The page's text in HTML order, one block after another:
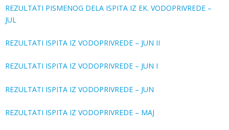
REZULTATI PISMENOG DELA ISPITA IZ EK. VODOPRIVREDE –
JUL
REZULTATI ISPITA IZ VODOPRIVREDE – JUN II
REZULTATI ISPITA IZ VODOPRIVREDE – JUN I
REZULTATI ISPITA IZ VODOPRIVREDE – JUN
REZULTATI ISPITA IZ VODOPRIVREDE – MAJ